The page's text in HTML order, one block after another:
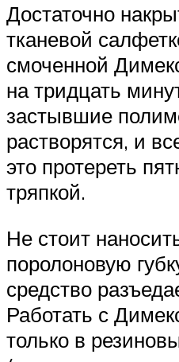
Достаточно
тканевой
смоченной
на тридцать
застывшие
растворятся, и
это протереть
тряпкой.
Не стоит
поролоновую
средство
Работать с
только в